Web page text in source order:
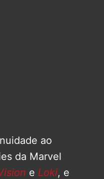
ao
da Marvel
e Loki, e